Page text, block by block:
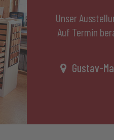
Unser
Auf Termin
Gustav-